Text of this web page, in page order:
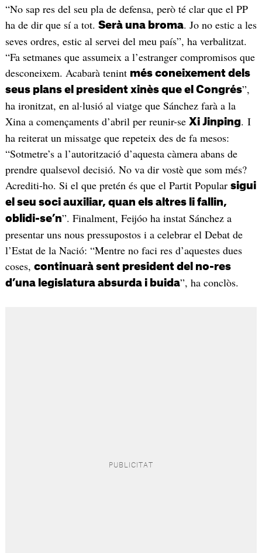
“No sap res del seu pla de defensa, però té clar que el PP
ha de dir que sí a tot. Serà una broma. Jo no estic a les
seves ordres, estic al servei del meu país”, ha verbalitzat.
“Fa setmanes que assumeix a l’estranger compromisos que
desconeixem. Acabarà tenint més coneixement dels
seus plans el president xinès que el Congrés”,
ha ironitzat, en al·lusió al viatge que Sánchez farà a la
Xina a començaments d’abril per reunir-se Xi Jinping. I
ha reiterat un missatge que repeteix des de fa mesos:
“Sotmetre’s a l’autorització d’aquesta càmera abans de
prendre qualsevol decisió. No va dir vostè que som més?
Acrediti-ho. Si el que pretén és que el Partit Popular sigui
el seu soci auxiliar, quan els altres li fallin,
oblidi-se’n”. Finalment, Feijóo ha instat Sánchez a
presentar uns nous pressupostos i a celebrar el Debat de
l’Estat de la Nació: “Mentre no faci res d’aquestes dues
coses, continuarà sent president del no-res
d’una legislatura absurda i buida”, ha conclòs.